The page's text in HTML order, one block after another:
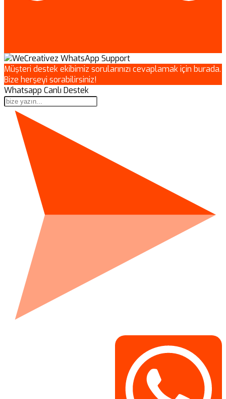
Müşteri destek ekibimiz sorularınızı cevaplamak için burada.
Bize herşeyi sorabilirsiniz!
Whatsapp Canlı Destek